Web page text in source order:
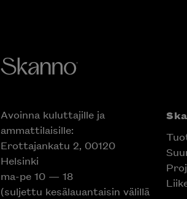
Avoinna kuluttajille ja
ammattilaisille:
Erottajankatu 2, 00120
Helsinki
ma-pe 10 — 18
(suljettu kesälauantaisin välillä